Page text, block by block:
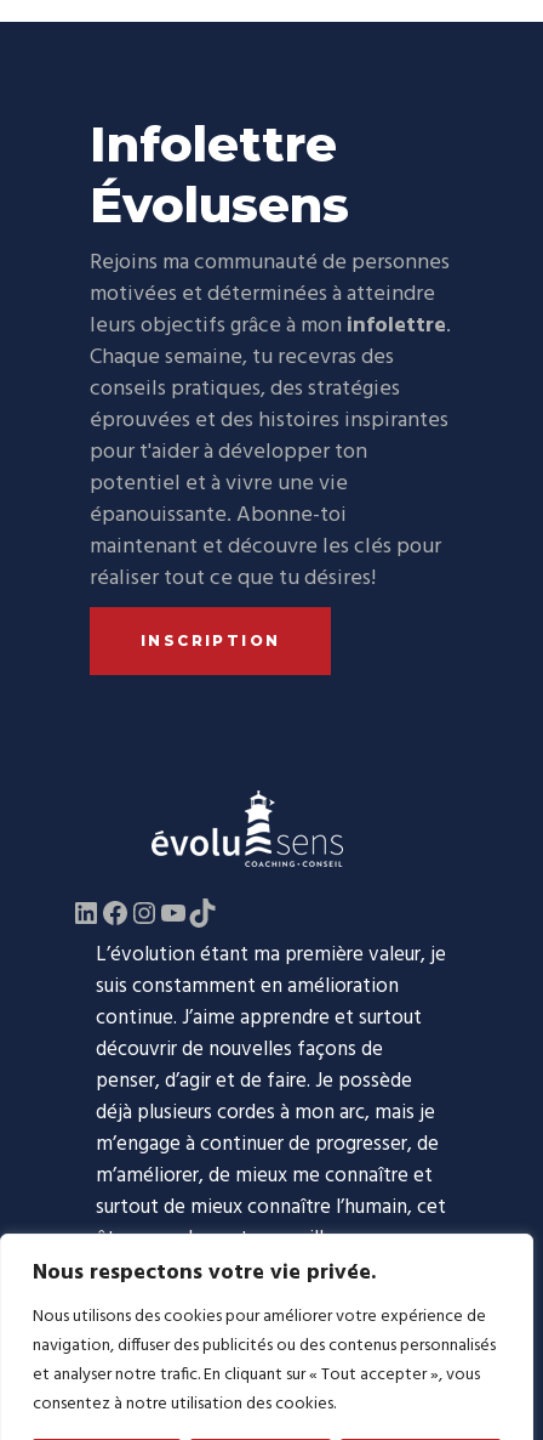
Nous respectons votre vie privée.
Nous utilisons des cookies pour améliorer votre expérience de
navigation, diffuser des publicités ou des contenus personnalisés
et analyser notre trafic. En cliquant sur « Tout accepter », vous
consentez à notre utilisation des cookies.
Infolettre
Évolusens
Rejoins ma communauté de personnes
motivées et déterminées à atteindre
leurs objectifs grâce à mon infolettre.
Chaque semaine, tu recevras des
conseils pratiques, des stratégies
éprouvées et des histoires inspirantes
pour t'aider à développer ton
potentiel et à vivre une vie
épanouissante. Abonne-toi
maintenant et découvre les clés pour
réaliser tout ce que tu désires!
INSCRIPTION
LinkedIn
Facebook
https://www.instagram.com/
YouTube
TikTok
L’évolution étant ma première valeur, je
suis constamment en amélioration
continue. J’aime apprendre et surtout
découvrir de nouvelles façons de
penser, d’agir et de faire. Je possède
déjà plusieurs cordes à mon arc, mais je
m’engage à continuer de progresser, de
m’améliorer, de mieux me connaître et
surtout de mieux connaître l’humain, cet
être complexe et merveilleux.
Accueil Approche Coaching
Blogue
Podcast
À propos
Contact